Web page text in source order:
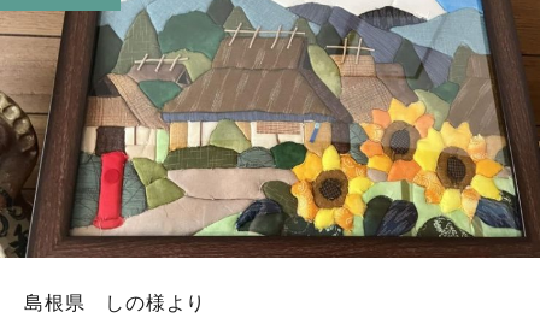
シリーズで選ぶ
さくらほりきりの商品について
シーンで選ぶ
診断チャート
レビューを見る
島根県 しの様より